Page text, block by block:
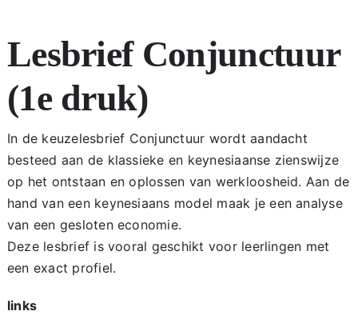
Hoofdstuk 1
Hoofdstuk 3
Hoofdstuk 4
Lesbrief Conjunctuur
(1e druk)
In de keuzelesbrief Conjunctuur wordt aandacht
besteed aan de klassieke en keynesiaanse zienswijze
op het ontstaan en oplossen van werkloosheid. Aan de
hand van een keynesiaans model maak je een analyse
van een gesloten economie.
Deze lesbrief is vooral geschikt voor leerlingen met
een exact profiel.
links